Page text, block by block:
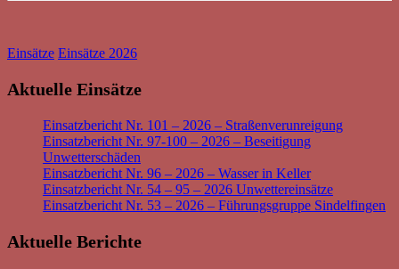
Einsätze Einsätze 2026
Aktuelle Einsätze
Einsatzbericht Nr. 101 – 2026 – Straßenverunreigung
Einsatzbericht Nr. 97-100 – 2026 – Beseitigung
Unwetterschäden
Einsatzbericht Nr. 96 – 2026 – Wasser in Keller
Einsatzbericht Nr. 54 – 95 – 2026 Unwettereinsätze
Einsatzbericht Nr. 53 – 2026 – Führungsgruppe Sindelfingen
Aktuelle Berichte